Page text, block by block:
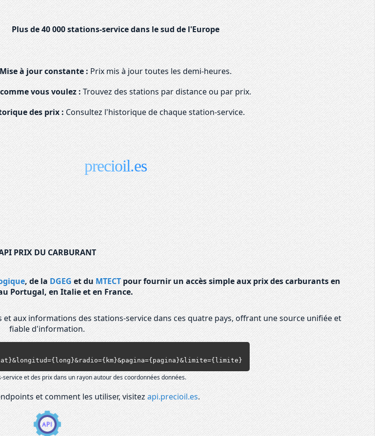
Plus de 40 000 stations-service dans le sud de l'Europe
Mise à jour constante : Prix mis à jour toutes les demi-heures.
vous voulez : Trouvez des stations par distance ou par prix.
des prix : Consultez l'historique de chaque station-service.
precioil.es
PRIX DU CARBURANT
, de la DGEG et du MTECT pour fournir un accès simple aux prix des carburants en
Portugal, en Italie et en France.
aux informations des stations-service dans ces quatre pays, offrant une source unifiée et
fiable d'information.
et des prix dans un rayon autour des coordonnées données.
et comment les utiliser, visitez api.precioil.es.